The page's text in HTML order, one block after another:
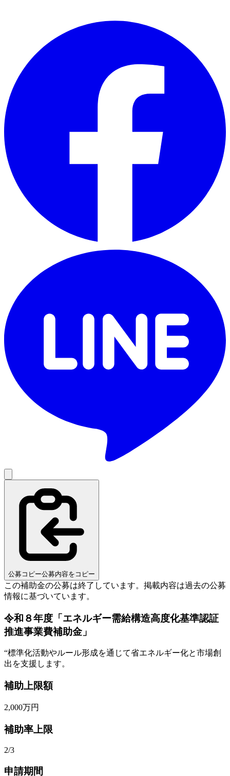
公募コピー公募内容をコピー
この補助金の公募は終了しています。 掲載内容は過去の公募
情報に基づいています。
令和８年度「エネルギー需給構造高度化基準認証
推進事業費補助金」
“標準化活動やルール形成を通じて省エネルギー化と市場創
出を支援します。
補助上限額
2,000万円
補助率上限
2/3
申請期間